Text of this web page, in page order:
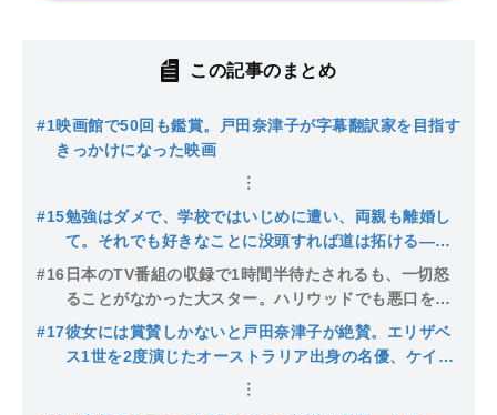
この記事のまとめ
#1映画館で50回も鑑賞。戸田奈津子が字幕翻訳家を目指す
きっかけになった映画
#15勉強はダメで、学校ではいじめに遭い、両親も離婚し
て。それでも好きなことに没頭すれば道は拓ける―戸
田奈津子さんが若者に伝えたい、スピルバーグ監督の
半生
#16 日本のTV番組の収録で1時間半待たされるも、一切怒
ることがなかった大スター。ハリウッドでも悪口を一
切聞かないという、トム・ハンクスの素顔とは
#17彼女には賞賛しかないと戸田奈津子が絶賛。エリザベ
ス1世を2度演じたオーストラリア出身の名優、ケイ